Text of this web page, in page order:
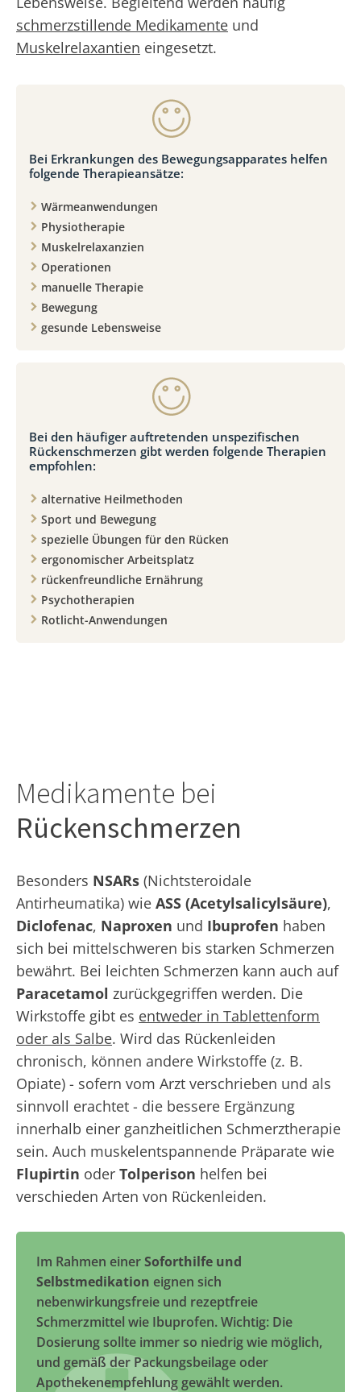
schmerzstillende Medikamente und
Muskelrelaxantien eingesetzt.
Bei Erkrankungen des Bewegungsapparates helfen
folgende Therapieansätze:
Wärmeanwendungen
Physiotherapie
Muskelrelaxanzien
Operationen
manuelle Therapie
Bewegung
gesunde Lebensweise
Bei den häufiger auftretenden unspezifischen
Rückenschmerzen gibt werden folgende Therapien
empfohlen:
alternative Heilmethoden
Sport und Bewegung
spezielle Übungen für den Rücken
ergonomischer Arbeitsplatz
rückenfreundliche Ernährung
Psychotherapien
Rotlicht-Anwendungen
Medikamente bei
Rückenschmerzen
Besonders NSARs (Nichtsteroidale
Antirheumatika) wie ASS (Acetylsalicylsäure),
Diclofenac, Naproxen und Ibuprofen haben
sich bei mittelschweren bis starken Schmerzen
bewährt. Bei leichten Schmerzen kann auch auf
Paracetamol zurückgegriffen werden. Die
Wirkstoffe gibt es entweder in Tablettenform
oder als Salbe. Wird das Rückenleiden
chronisch, können andere Wirkstoffe (z. B.
Opiate) - sofern vom Arzt verschrieben und als
sinnvoll erachtet - die bessere Ergänzung
innerhalb einer ganzheitlichen Schmerztherapie
sein. Auch muskelentspannende Präparate wie
Flupirtin oder Tolperison helfen bei
verschieden Arten von Rückenleiden.
Im Rahmen einerSoforthilfe und
Selbstmedikation eignen sich
nebenwirkungsfreie und rezeptfreie
Schmerzmittel wie Ibuprofen. Wichtig: Die
Dosierung sollte immer so niedrig wie möglich,
und gemäß der Packungsbeilage oder
Apothekenempfehlung gewählt werden.